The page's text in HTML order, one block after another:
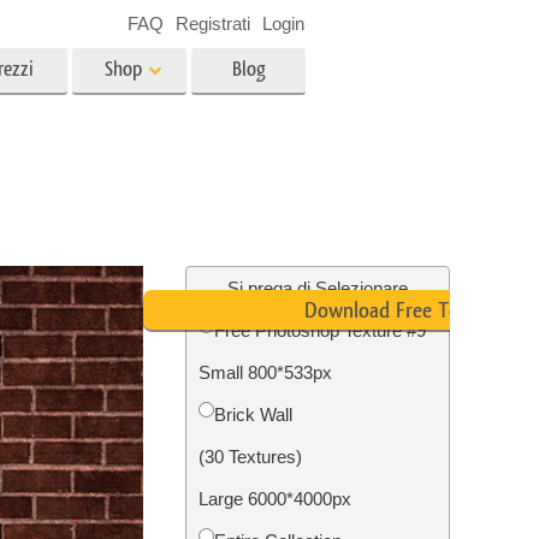
delle
Servizi Foto Restauro
Shop Blog
FAQ Registrati Login
Si prega di Selezionare
Free Photoshop Texture #9
Small 800*533px
Brick Wall
(30 Textures)
Large 6000*4000px
Download Free Texture